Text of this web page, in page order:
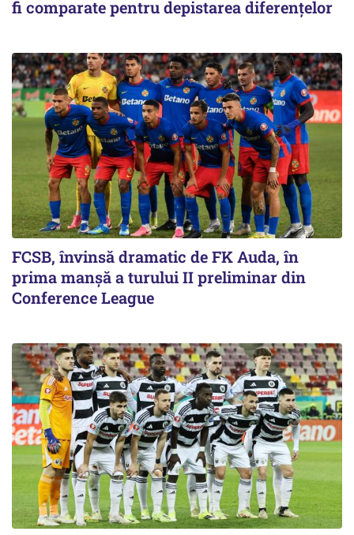
fi comparate pentru depistarea diferențelor
FCSB, învinsă dramatic de FK Auda, în
prima manșă a turului II preliminar din
Conference League